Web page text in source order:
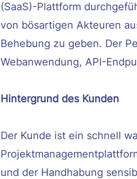
(SaaS)-Plattform
von bösartigen Akteuren
Behebung zu geben. Der
Webanwendung, API-
Hintergrund des Kunden
Der Kunde ist ein schnell
und der Handhabung